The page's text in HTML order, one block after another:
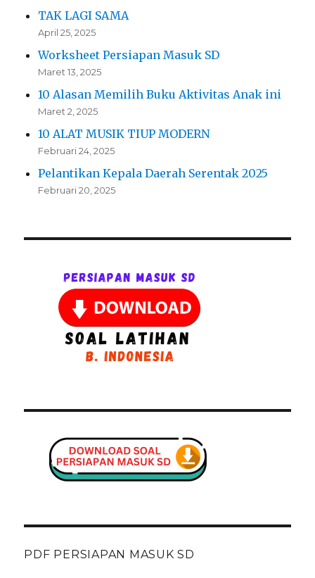
TAK LAGI SAMA
April 25, 2025
Worksheet Persiapan Masuk SD
Maret 13, 2025
10 Alasan Memilih Buku Aktivitas Anak ini
Maret 2, 2025
10 ALAT MUSIK TIUP MODERN
Februari 24, 2025
Pelantikan Kepala Daerah Serentak 2025
Februari 20, 2025
PDF PERSIAPAN MASUK SD